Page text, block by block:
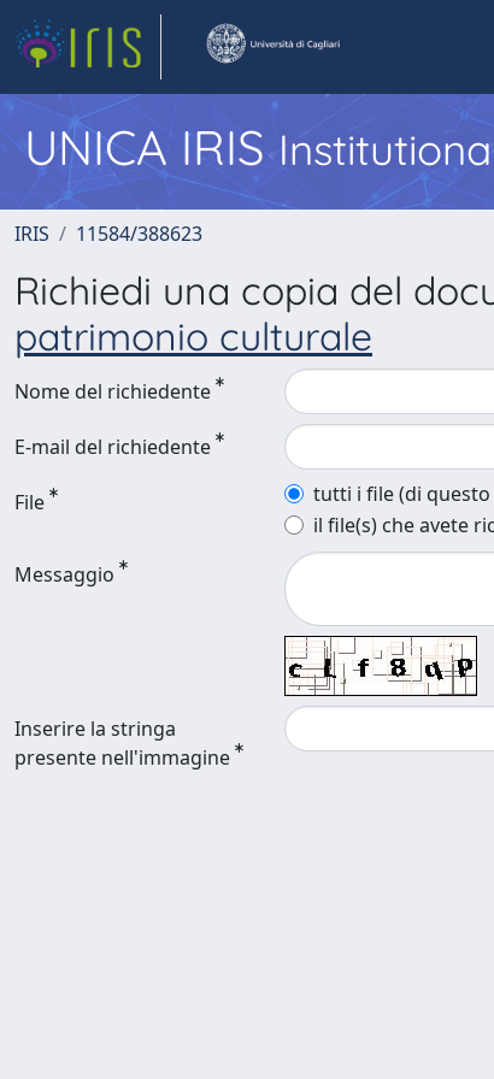
UNICA IRIS
IRIS 11584/388623
Richiedi una copia del
patrimonio culturale
Nome del richiedente
E-mail del richiedente
File
tutti i file (di
il file(s) che avete
Messaggio
Inserire la stringa
presente nell'immagine